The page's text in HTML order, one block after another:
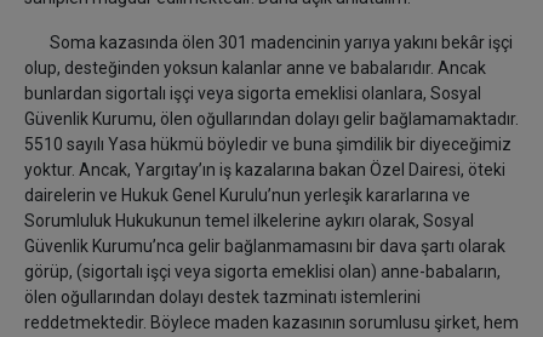
Soma kazasında ölen 301 madencinin yarıya yakını bekâr işçi
olup, desteğinden yoksun kalanlar anne ve babalarıdır. Ancak
bunlardan sigortalı işçi veya sigorta emeklisi olanlara, Sosyal
Güvenlik Kurumu, ölen oğullarından dolayı gelir bağlamamaktadır.
5510 sayılı Yasa hükmü böyledir ve buna şimdilik bir diyeceğimiz
yoktur. Ancak, Yargıtay’ın iş kazalarına bakan Özel Dairesi, öteki
dairelerin ve Hukuk Genel Kurulu’nun yerleşik kararlarına ve
Sorumluluk Hukukunun temel ilkelerine aykırı olarak, Sosyal
Güvenlik Kurumu’nca gelir bağlanmamasını bir dava şartı olarak
görüp, (sigortalı işçi veya sigorta emeklisi olan) anne-babaların,
ölen oğullarından dolayı destek tazminatı istemlerini
reddetmektedir. Böylece maden kazasının sorumlusu şirket, hem